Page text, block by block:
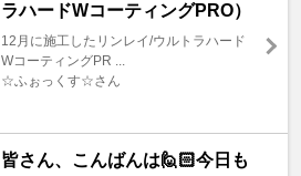
ラハードWコーティングPRO）
12月に施工したリンレイ/ウルトラハード
WコーティングPR ...
☆ふぉっくす☆さん
皆さん、こんばんは🙋🏻今日も